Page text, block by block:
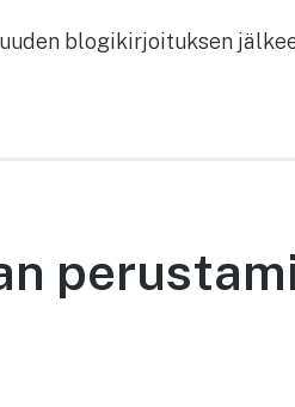
blogikirjoituksen